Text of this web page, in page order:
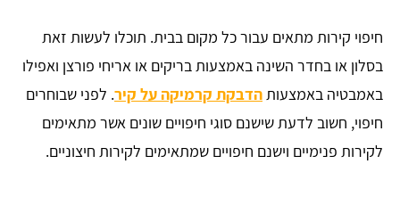
חיפוי קירות מתאים עבור כל מקום בבית. תוכלו לעשות זאת
בסלון או בחדר השינה באמצעות בריקים או אריחי פורצן ואפילו
באמבטיה באמצעותהדבקת קרמיקה על קיר. לפני שבוחרים
חיפוי, חשוב לדעת שישנם סוגי חיפויים שונים אשר מתאימים
לקירות פנימיים וישנם חיפויים שמתאימים לקירות חיצוניים.